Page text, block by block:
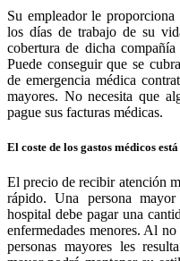
Su empleador le
los días de trabajo de su
cobertura de dicha
Puede conseguir que se
de emergencia médica
mayores. No necesita que
pague sus facturas médicas.
El coste de los gastos médicos
El precio de recibir atención
rápido. Una persona
hospital debe pagar una
enfermedades menores. Al
personas mayores les